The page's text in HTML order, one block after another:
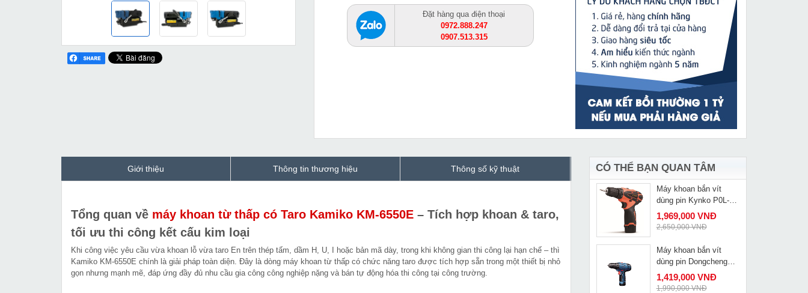
Đặt hàng qua điện thoại
0972.888.247
0907.513.315
Giới thiệu Thông tin thương hiệu Thông số kỹ thuật
Tổng quan về máy khoan từ thấp có Taro Kamiko KM-6550E – Tích hợp khoan & taro,
tối ưu thi công kết cấu kim loại
Khi công việc yêu cầu vừa khoan lỗ vừa taro En trên thép tấm, dầm H, U, I hoặc bản mã dày, trong khi không gian thi công lại hạn chế – thì
Kamiko KM-6550E chính là giải pháp toàn diện. Đây là dòng máy khoan từ thấp có chức năng taro được tích hợp sẵn trong một thiết bị nhỏ
gọn nhưng mạnh mẽ, đáp ứng đầy đủ nhu cầu gia công công nghiệp nặng và bán tự động hóa thi công tại công trường.
CÓ THỂ BẠN QUAN TÂM
MUA NGAY
Máy hàn que Hồng Ký
HK 200E
2,849,000 VNĐ
3,150,000 VNĐ
MUA NGAY
Kích thủy lực 150 tấn
100mm Changyou
RSC-150100
9,490,000 VNĐ
11,290,000 VNĐ
MUA NGAY
Mũi đột lỗ máy đột lỗ
thủy lực MHP-20
599,000 VNĐ
MUA NGAY
Máy khoan bắn vít
dùng pin Kynko P0L-
KD30-10
1,969,000 VNĐ
2,650,000 VNĐ
Máy khoan bắn vít
dùng pin Dongcheng
J0Z-FF10-10B
1,419,000 VNĐ
1,990,000 VNĐ